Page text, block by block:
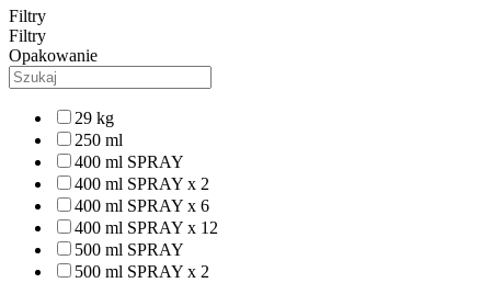
Filtry
Filtry
Opakowanie
29 kg
250 ml
400 ml SPRAY
400 ml SPRAY x 2
400 ml SPRAY x 6
400 ml SPRAY x 12
500 ml SPRAY
500 ml SPRAY x 2